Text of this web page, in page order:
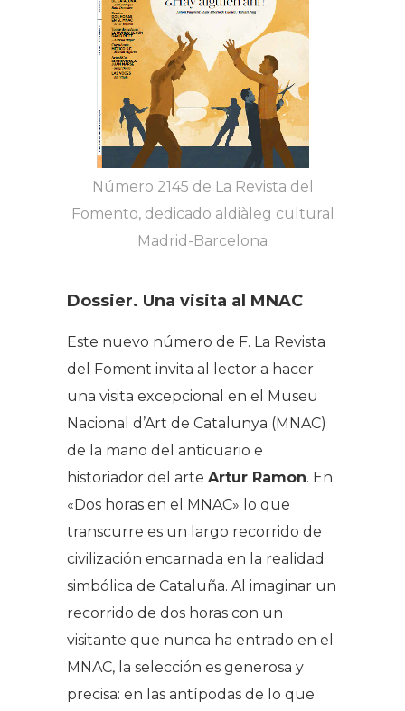
Número 2145 de La Revista del
Fomento, dedicado aldiàleg cultural
Madrid-Barcelona
Dossier. Una visita al MNAC
Este nuevo número de F. La Revista
del Foment invita al lector a hacer
una visita excepcional en el Museu
Nacional d’Art de Catalunya (MNAC)
de la mano del anticuario e
historiador del arte Artur Ramon. En
«Dos horas en el MNAC» lo que
transcurre es un largo recorrido de
civilización encarnada en la realidad
simbólica de Cataluña. Al imaginar un
recorrido de dos horas con un
visitante que nunca ha entrado en el
MNAC, la selección es generosa y
precisa: en las antípodas de lo que